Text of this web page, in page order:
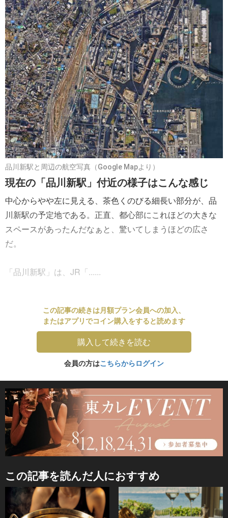
品川新駅と周辺の航空写真（Google Mapより）
現在の「品川新駅」付近の様子はこんな感じ
中心からやや左に見える、茶色くのびる細長い部分が、品
川新駅の予定地である。正直、都心部にこれほどの大きな
スペースがあったんだなぁと、驚いてしまうほどの広さ
だ。
「品川新駅」は、JR「......
この記事の続きは月額プラン会員への加入、
またはアプリでコイン購入をすると読めます
購入して続きを読む
会員の方はこちらからログイン
この記事を読んだ人におすすめ